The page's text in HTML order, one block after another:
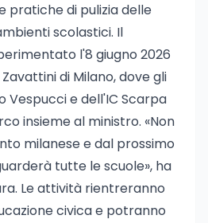
pratiche di pulizia delle
scolastici. Il
l'8 giugno 2026
di Milano, dove gli
Vespucci e dell'IC Scarpa
insieme al ministro. «Non
milanese e dal prossimo
tutte le scuole», ha
Le attività rientreranno
civica e potranno